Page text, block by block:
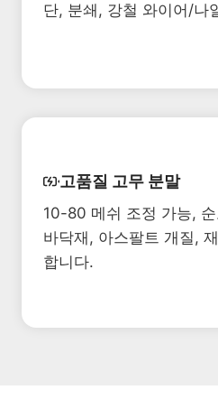
단, 분쇄, 강철 와이어/나
고품질 고무 분말
10-80 메쉬 조정 가능,
바닥재, 아스팔트 개질,
합니다.